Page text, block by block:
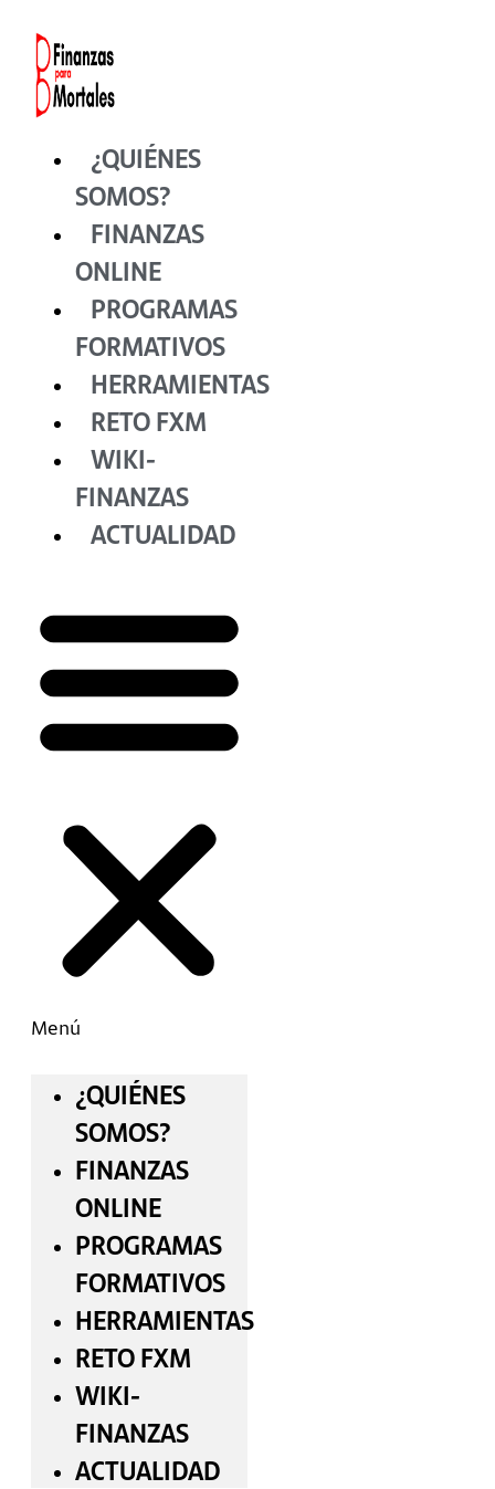
contenido
¿QUIÉNES
SOMOS?
FINANZAS
ONLINE
PROGRAMAS
FORMATIVOS
HERRAMIENTAS
RETO FXM
WIKI-
FINANZAS
ACTUALIDAD
Menú
¿QUIÉNES
SOMOS?
FINANZAS
ONLINE
PROGRAMAS
FORMATIVOS
HERRAMIENTAS
RETO FXM
WIKI-
FINANZAS
ACTUALIDAD